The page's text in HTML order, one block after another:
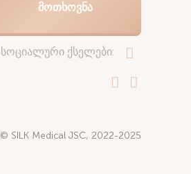
ᲛᲝᲗᲮᲝᲕᲜᲐ
სოციალური ქსელები:
© SILK Medical JSC, 2022-2025